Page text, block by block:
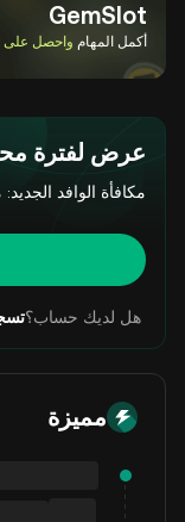
GemSlot
أكمل المهام واحصل على
عرض لفترة
مكافأة الوافد
هل لديك حساب؟
مميزة